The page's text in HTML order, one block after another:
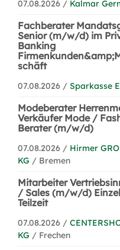
07.08.2026 / Kalmar
Fachberater
Senior (m/w/d) im
Banking
schäft
07.08.2026 / Sparkasse
Modeberater
Verkäufer Mode /
Berater (m/w/d)
07.08.2026 / Hirmer
KG / Bremen
Mitarbeiter
/ Sales (m/w/d)
Teilzeit
07.08.2026 /
KG / Frechen